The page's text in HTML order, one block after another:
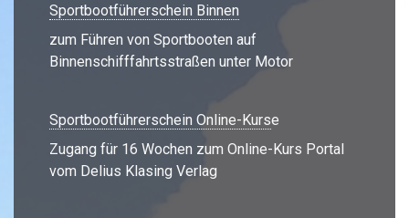
Sportbootführerschein Binnen
zum Führen von Sportbooten auf
Binnenschifffahrtsstraßen unter Motor
Sportbootführerschein Online-Kurse
Zugang für 16 Wochen zum Online-Kurs Portal
vom Delius Klasing Verlag